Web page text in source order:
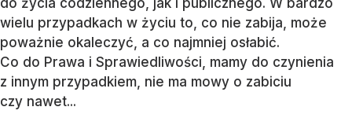
do życia codziennego, jak i publicznego. W bardzo
wielu przypadkach w życiu to, co nie zabija, może
poważnie okaleczyć, a co najmniej osłabić.
Co do Prawa i Sprawiedliwości, mamy do czynienia
z innym przypadkiem, nie ma mowy o zabiciu
czy nawet...